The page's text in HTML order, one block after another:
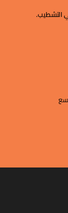
التشطيب.